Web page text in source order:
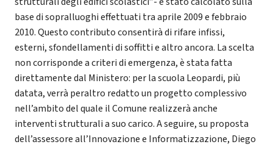
base di sopralluoghi effettuati tra aprile 2009 e febbraio
2010. Questo contributo consentirà di rifare infissi,
esterni, sfondellamenti di soffitti e altro ancora. La scelta
non corrisponde a criteri di emergenza, è stata fatta
direttamente dal Ministero: per la scuola Leopardi, più
datata, verrà peraltro redatto un progetto complessivo
nell’ambito del quale il Comune realizzerà anche
interventi strutturali a suo carico. A seguire, su proposta
dell’assessore all’Innovazione e Informatizzazione, Diego